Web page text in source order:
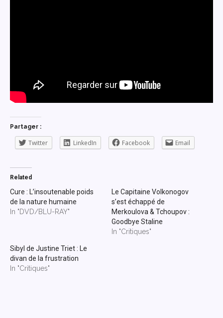
Partager :
Twitter LinkedIn Facebook Email
Related
Cure : L’insoutenable poids
de la nature humaine
In "DVD/BLU-RAY"
Le Capitaine Volkonogov
s’est échappé de
Merkoulova & Tchoupov :
Goodbye Staline
In "Critiques"
Sibyl de Justine Triet : Le
divan de la frustration
In "Critiques"